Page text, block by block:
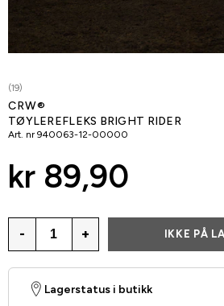
(19)
CRW®
TØYLEREFLEKS BRIGHT RIDER
Art. nr 940063-12-00000
kr 89,90
- + IKKE PÅ
Lagerstatus i butikk